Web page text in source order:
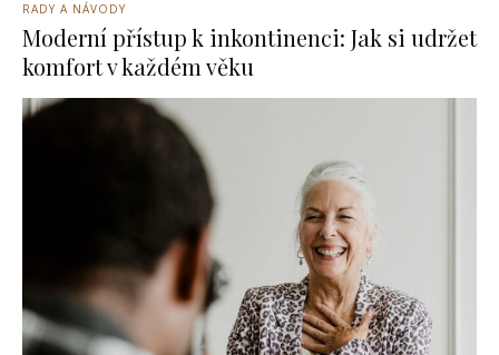
RADY A NÁVODY
Moderní přístup k inkontinenci: Jak si udržet
komfort v každém věku